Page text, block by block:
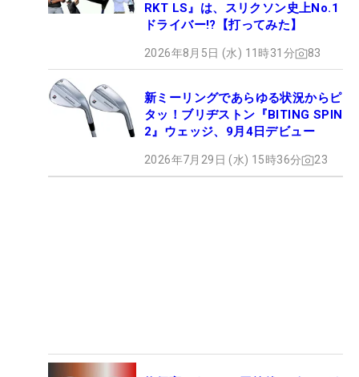
RKT LS』は、スリクソン史上No.1
ドライバー!?【打ってみた】
2026年8月5日 (水) 11時31分 83
新ミーリングであらゆる状況からピ
タッ！ブリヂストン『BITING SPIN
2』ウェッジ、9月4日デビュー
2026年7月29日 (水) 15時36分 23